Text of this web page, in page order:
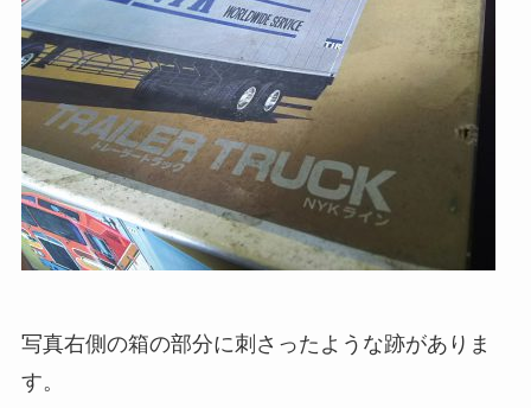
写真右側の箱の部分に刺さったような跡がありま
す。